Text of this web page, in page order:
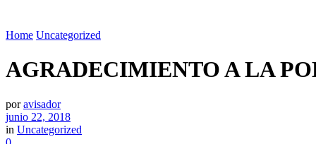
Home Uncategorized
AGRADECIMIENTO A LA
por avisador
junio 22, 2018
in Uncategorized